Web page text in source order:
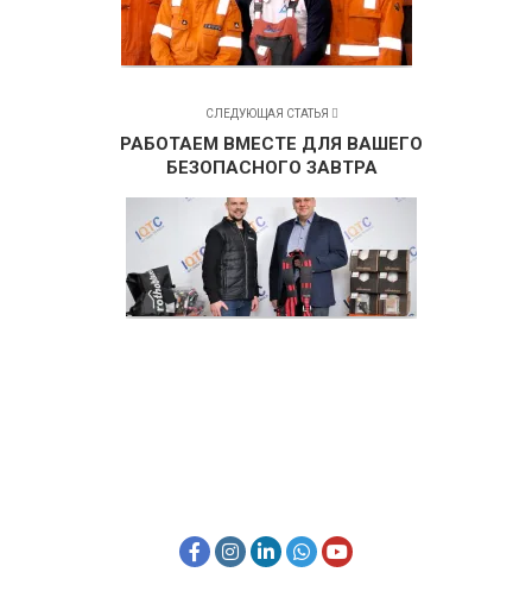
СЛЕДУЮЩАЯ СТАТЬЯ
РАБОТАЕМ ВМЕСТЕ ДЛЯ ВАШЕГО
БЕЗОПАСНОГО ЗАВТРА